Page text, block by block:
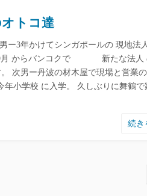
トコ達
ー3年かけてシンガポールの 現地法
らバンコクで 新たな法人
次男ー丹波の材木屋で現場と営業の
学校 に入学。 久しぶりに舞鶴で
続き